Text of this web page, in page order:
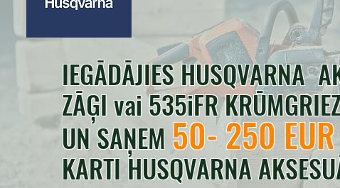
IEGĀDĀJIES HUSQVARNA
ZĀĢI vai 535iFR
UN SAŅEM 50- 250 EUR
KARTI HUSQVARNA